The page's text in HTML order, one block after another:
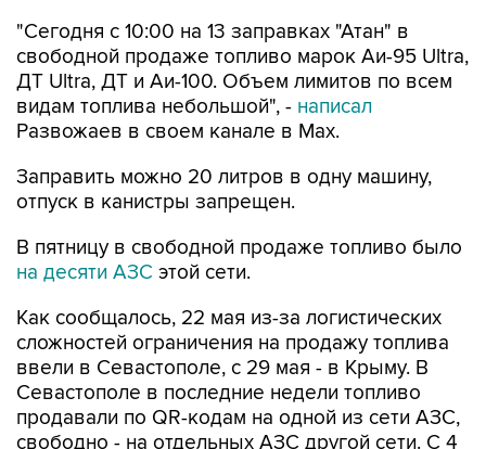
"Сегодня с 10:00 на 13 заправках "Атан" в
свободной продаже топливо марок Аи-95 Ultra,
ДТ Ultra, ДТ и Аи-100. Объем лимитов по всем
видам топлива небольшой", - написал
Развожаев в своем канале в Max.
Заправить можно 20 литров в одну машину,
отпуск в канистры запрещен.
В пятницу в свободной продаже топливо было
на десяти АЗС этой сети.
Как сообщалось, 22 мая из-за логистических
сложностей ограничения на продажу топлива
ввели в Севастополе, с 29 мая - в Крыму. В
Севастополе в последние недели топливо
продавали по QR-кодам на одной из сети АЗС,
свободно - на отдельных АЗС другой сети. С 4